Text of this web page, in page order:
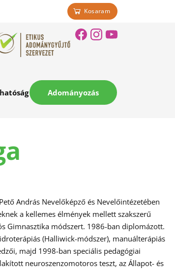
Kosaram
Adományozás
András Nevelőképző és Nevelőintézetében
a kellemes élmények mellett szakszerű
Gimnasztika módszert. 1986-ban diplomázott.
(Halliwick-módszer), manuálterápiás
majd 1998-ban speciális pedagógiai
neuroszenzomotoros teszt, az Állapot- és